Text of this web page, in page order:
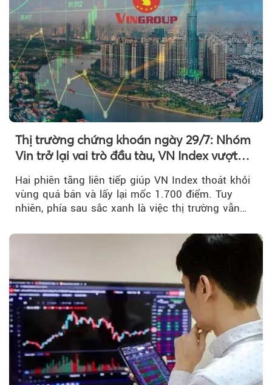
Thị trường chứng khoán ngày 29/7: Nhóm
Vin trở lại vai trò đầu tàu, VN Index vượt
Hai phiên tăng liên tiếp giúp VN Index thoát khỏi
vùng quá bán và lấy lại mốc 1.700 điểm. Tuy
nhiên, phía sau sắc xanh là việc thị trường vẫn
tiền vẫn chưa thực sự trở lại.